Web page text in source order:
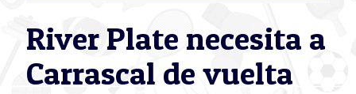
River Plate necesita a
Carrascal de vuelta